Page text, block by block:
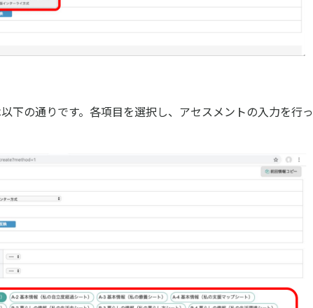
下の通りです。各項目を選択し、アセスメントの入力を行っ